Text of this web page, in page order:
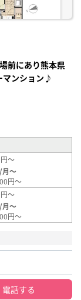
前にあり熊本県
マンション♪
～
月～
円～
～
月～
円～
電話する